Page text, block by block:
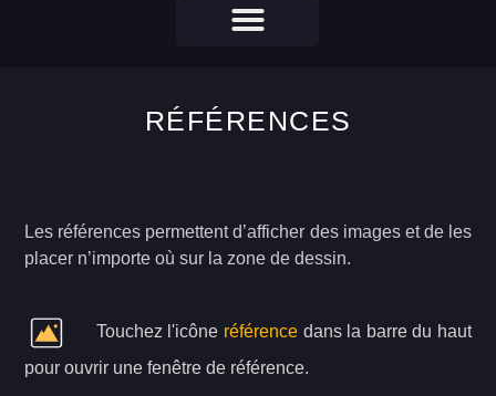
RÉFÉRENCES
Les références permettent d’afficher des images et de les
placer n’importe où sur la zone de dessin.
Touchez l'icône référencedans la barre du haut
pour ouvrir une fenêtre de référence.